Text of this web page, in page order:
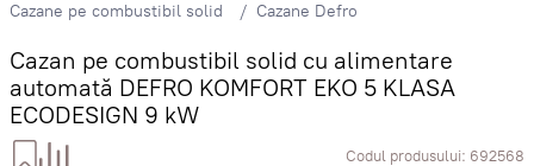
Cazane pe combustibil solid
Cazane Defro
Cazan pe combustibil solid cu alimentare
automată DEFRO KOMFORT EKO 5 KLASA
ECODESIGN 9 kW
Codul produsului: 692568